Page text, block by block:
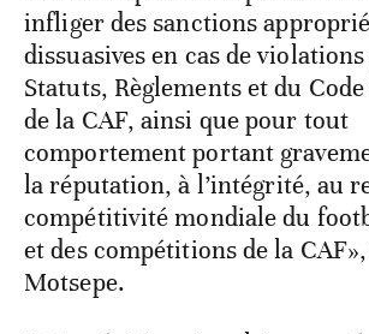
infliger des sanctions
dissuasives en cas de violations
Statuts, Règlements et du
de la CAF, ainsi que pour tout
comportement portant
la réputation, à l’intégrité, au
compétitivité mondiale du
et des compétitions de la
Motsepe.